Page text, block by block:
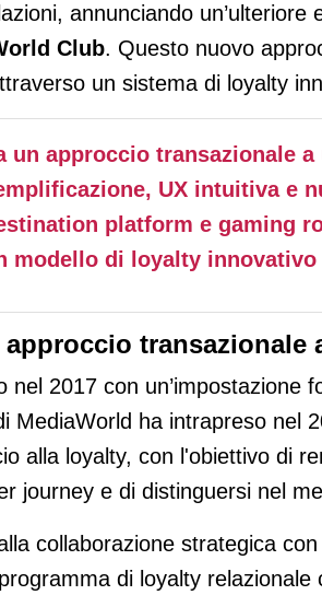
annunciando
Club. Questo nuovo
un sistema di loyalty
un approccio transazionale
UX intuitiva e
platform e gaming
modello di loyalty
approccio transazionale
nel 2017 con un’impostazione
MediaWorld ha intrapreso nel
alla loyalty, con l'obiettivo di
journey e di distinguersi nel
collaborazione strategica con
di loyalty